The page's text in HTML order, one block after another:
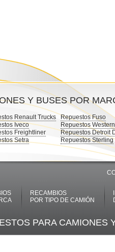
Y BUSES POR
Renault Trucks
Iveco
Freightliner
Setra
Repuestos Fuso
Repuestos
Repuestos Detroit
Repuestos Sterling
RECAMBIOS
POR TIPO DE CAMIÓN
PARA CAMIONES